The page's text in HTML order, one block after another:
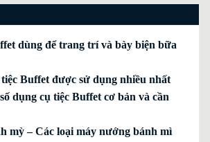
dùng để trang trí và bày biện bữa
Buffet được sử dụng nhiều nhất
dụng cụ tiệc Buffet cơ bản và cần
mỳ – Các loại máy nướng bánh mì